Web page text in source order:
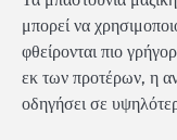
μπορεί να
φθείρονται πιο
εκ των προτέρων, η
οδηγήσει σε